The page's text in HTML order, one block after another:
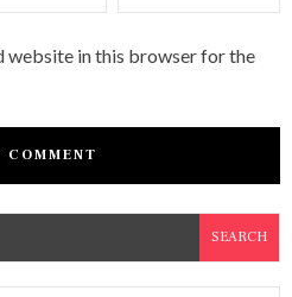
website in this browser for the